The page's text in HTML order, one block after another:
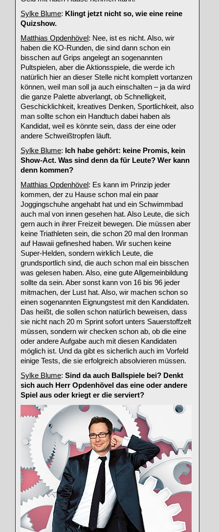
Sylke Blume: Klingt jetzt nicht so, wie eine reine
Quizshow.
Matthias Opdenhövel : Nee, ist es nicht. Also, wir
haben die KO-Runden, die sind dann schon ein
bisschen auf Grips angelegt an sogenannten
Pultspielen, aber die Aktionsspiele, die werde ich
natürlich hier an dieser Stelle nicht komplett vortanzen
können, weil man soll ja auch einschalten – ja da wird
die ganze Palette abverlangt, ob Schnelligkeit,
Geschicklichkeit, kreatives Denken, Sportlichkeit, also
man sollte schon ein Handtuch dabei haben als
Kandidat, weil es könnte sein, dass der eine oder
andere Schweißtropfen läuft.
Sylke Blume: Ich habe gehört: keine Promis, kein
Show-Act. Was sind denn da für Leute? Wer kann
denn kommen?
Matthias Opdenhövel : Es kann im Prinzip jeder
kommen, der zu Hause schon mal ein paar
Joggingschuhe angehabt hat und ein Schwimmbad
auch mal von innen gesehen hat. Also Leute, die sich
gern auch in ihrer Freizeit bewegen. Die müssen aber
keine Triathleten sein, die schon 20 mal den Ironman
auf Hawaii gefineshed haben. Wir suchen keine
Super-Helden, sondern wirklich Leute, die
grundsportlich sind, die auch schon mal ein bisschen
was gelesen haben. Also, eine gute Allgemeinbildung
sollte da sein. Aber sonst kann von 16 bis 96 jeder
mitmachen, der Lust hat. Also, wir machen schon so
einen sogenannten Eignungstest mit den Kandidaten.
Das heißt, die sollen schon natürlich beweisen, dass
sie nicht nach 20 m Sprint sofort unters Sauerstoffzelt
müssen, sondern wir checken schon ab, ob die eine
oder andere Aufgabe auch mit diesen Kandidaten
möglich ist. Und da gibt es sicherlich auch im Vorfeld
einige Tests, die sie erfolgreich absolvieren müssen.
Sylke Blume: Sind da auch Ballspiele bei? Denkt
sich auch Herr Opdenhövel das eine oder andere
Spiel aus oder kriegt er die serviert?